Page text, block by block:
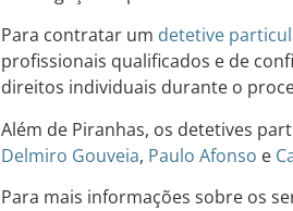
Para contratar um detetive
profissionais qualificados e de
direitos individuais durante o
Além de Piranhas, os detetives
Delmiro Gouveia, Paulo Afonso e
Para mais informações sobre os